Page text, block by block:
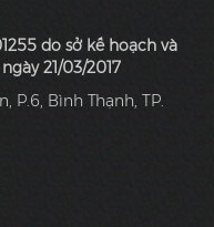
do sở kế hoạch và
21/03/2017
P.6, Bình Thạnh, TP.